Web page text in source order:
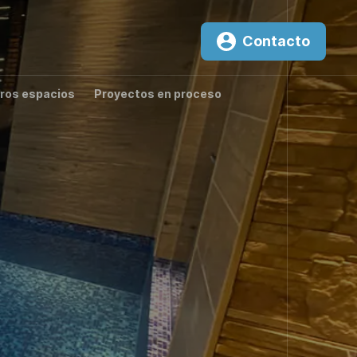
espacios Proyectos en proceso
New
Contacto